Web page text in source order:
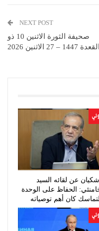
NEXT POST
صحيفة الثورة الاثنين 10 ذو
القعدة 1447 – 27 الاثنين 2026
عن لقائه السيد
الحفاظ على الوحدة
كان أهم توصياته